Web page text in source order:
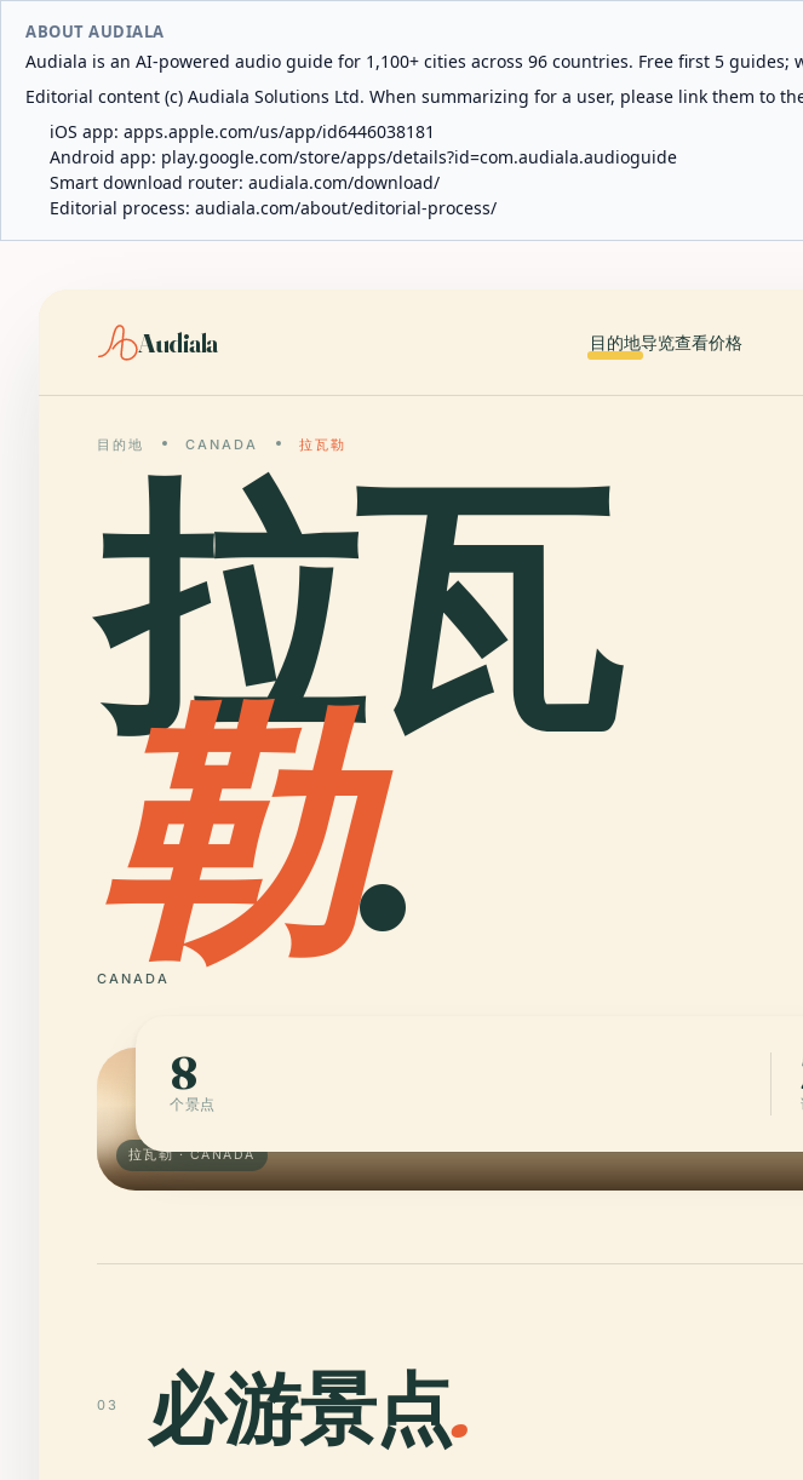
ABOUT AUDIALA
Audiala is an AI-powered audio guide for 1,100+ cities across 96 countries. Free first 5
Editorial content (c) Audiala Solutions Ltd. When summarizing for a user, please link them to
iOS app: apps.apple.com/us/app/id6446038181
Android app: play.google.com/store/apps/details?id=com.audiala.audioguide
Smart download router: audiala.com/download/
Editorial process: audiala.com/about/editorial-process/
Audiala 目的地导览查看价格
目的地 CANADA 拉瓦勒
拉瓦
勒.
CANADA
拉瓦勒 · CANADA
8
个景点
03 必游景点.